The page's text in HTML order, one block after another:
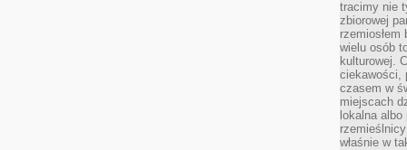
tracimy nie
zbiorowej
wielu osób
kulturowej.
ciekawości,
czasem w
miejscach
lokalna
właśnie w